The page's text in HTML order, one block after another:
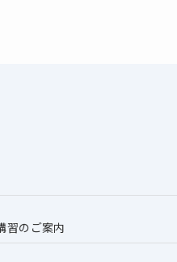
習のご案内